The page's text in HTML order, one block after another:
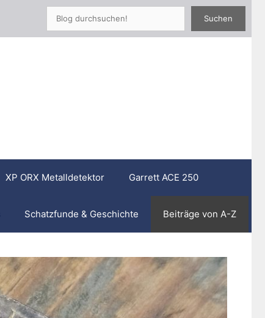
Suchen
XP ORX Metalldetektor Garrett ACE 250
Schatzfunde & Geschichte Beiträge von A-Z